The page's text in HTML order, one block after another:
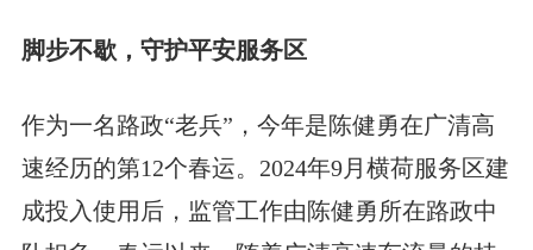
脚步不歇，守护平安服务区
作为一名路政“老兵”，今年是陈健勇在广清高
速经历的第12个春运。2024年9月横荷服务区建
成投入使用后，监管工作由陈健勇所在路政中